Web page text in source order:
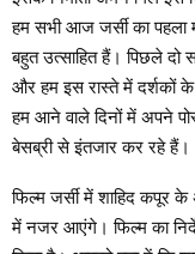
हम सभी आज जर्सी का
बहुत उत्साहित हैं। पिछले
और हम इस रास्ते में दर्शकों
हम आने वाले दिनों में अपने
बेसब्री से इंतजार कर रहे हैं।
फिल्म जर्सी में शाहिद कपूर
में नजर आएंगे। फिल्म का